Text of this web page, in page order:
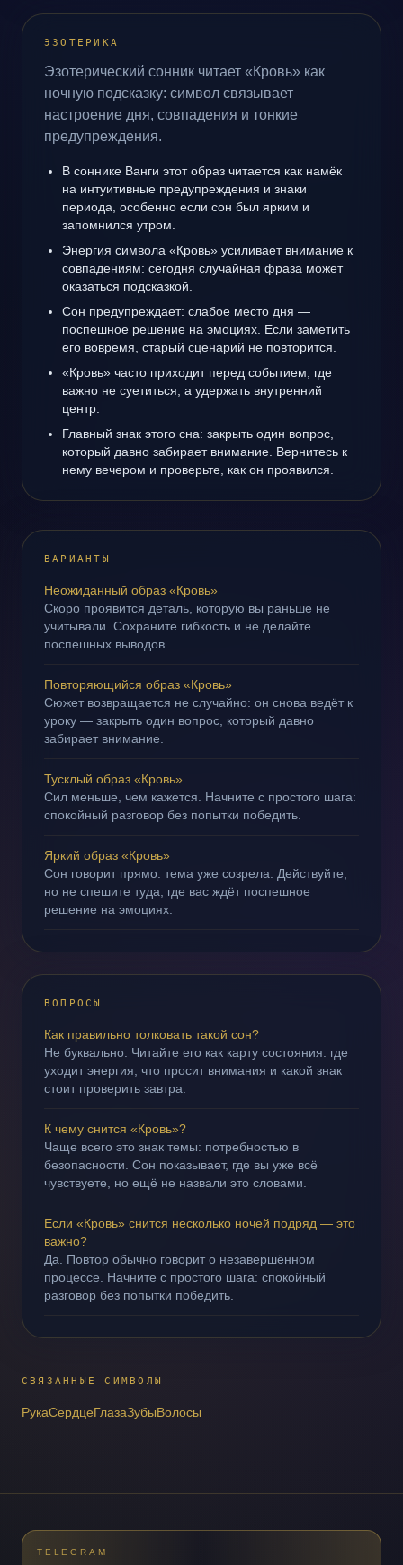
ЭЗОТЕРИКА
Эзотерический сонник читает «Кровь» как
ночную подсказку: символ связывает
настроение дня, совпадения и тонкие
предупреждения.
В соннике Ванги этот образ читается как намёк
на интуитивные предупреждения и знаки
периода, особенно если сон был ярким и
запомнился утром.
Энергия символа «Кровь» усиливает внимание к
совпадениям: сегодня случайная фраза может
оказаться подсказкой.
Сон предупреждает: слабое место дня —
поспешное решение на эмоциях. Если заметить
его вовремя, старый сценарий не повторится.
«Кровь» часто приходит перед событием, где
важно не суетиться, а удержать внутренний
центр.
Главный знак этого сна: закрыть один вопрос,
который давно забирает внимание. Вернитесь к
нему вечером и проверьте, как он проявился.
ВАРИАНТЫ
Неожиданный образ «Кровь»
Скоро проявится деталь, которую вы раньше не
учитывали. Сохраните гибкость и не делайте
поспешных выводов.
Повторяющийся образ «Кровь»
Сюжет возвращается не случайно: он снова ведёт к
уроку — закрыть один вопрос, который давно
забирает внимание.
Тусклый образ «Кровь»
Сил меньше, чем кажется. Начните с простого шага:
спокойный разговор без попытки победить.
Яркий образ «Кровь»
Сон говорит прямо: тема уже созрела. Действуйте,
но не спешите туда, где вас ждёт поспешное
решение на эмоциях.
ВОПРОСЫ
Как правильно толковать такой сон?
Не буквально. Читайте его как карту состояния: где
уходит энергия, что просит внимания и какой знак
стоит проверить завтра.
К чему снится «Кровь»?
Чаще всего это знак темы: потребностью в
безопасности. Сон показывает, где вы уже всё
чувствуете, но ещё не назвали это словами.
Если «Кровь» снится несколько ночей подряд — это
важно?
Да. Повтор обычно говорит о незавершённом
процессе. Начните с простого шага: спокойный
разговор без попытки победить.
СВЯЗАННЫЕ СИМВОЛЫ
РукаСердцеГлазаЗубыВолосы
TELEGRAM